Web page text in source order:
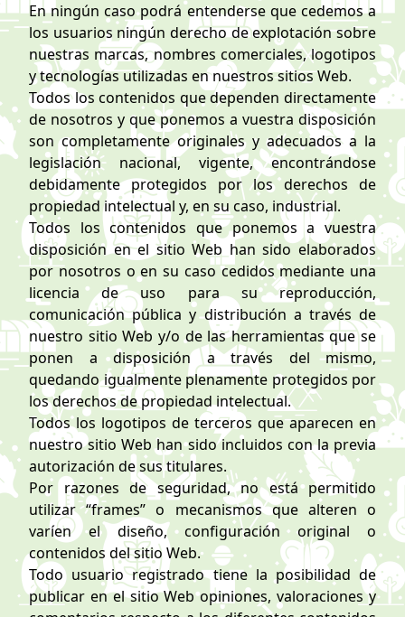
En ningún caso podrá entenderse que cedemos a
los usuarios ningún derecho de explotación sobre
nuestras marcas, nombres comerciales, logotipos
y tecnologías utilizadas en nuestros sitios Web.
Todos los contenidos que dependen directamente
de nosotros y que ponemos a vuestra disposición
son completamente originales y adecuados a la
legislación nacional, vigente, encontrándose
debidamente protegidos por los derechos de
propiedad intelectual y, en su caso, industrial.
Todos los contenidos que ponemos a vuestra
disposición en el sitio Web han sido elaborados
por nosotros o en su caso cedidos mediante una
licencia de uso para su reproducción,
comunicación pública y distribución a través de
nuestro sitio Web y/o de las herramientas que se
ponen a disposición a través del mismo,
quedando igualmente plenamente protegidos por
los derechos de propiedad intelectual.
Todos los logotipos de terceros que aparecen en
nuestro sitio Web han sido incluidos con la previa
autorización de sus titulares.
Por razones de seguridad, no está permitido
utilizar “frames” o mecanismos que alteren o
varíen el diseño, configuración original o
contenidos del sitio Web.
Todo usuario registrado tiene la posibilidad de
publicar en el sitio Web opiniones, valoraciones y